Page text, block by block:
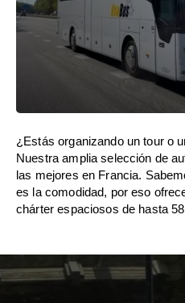
¿Estás organizando un tour o
Nuestra amplia selección de
las mejores en Francia.
es la comodidad, por eso
chárter espaciosos de hasta